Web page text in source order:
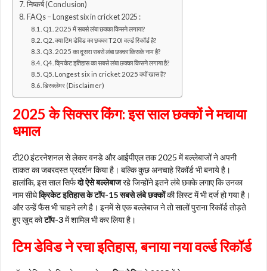
निष्कर्ष (Conclusion)
FAQs – Longest six in cricket 2025 :
Q1. 2025 में सबसे लंबा छक्का किसने लगाया?
Q2. क्या टिम डेविड का छक्का T20I वर्ल्ड रिकॉर्ड है?
Q3. 2025 का दूसरा सबसे लंबा छक्का किसके नाम है?
Q4. क्रिकेट इतिहास का सबसे लंबा छक्का किसने लगाया है?
Q5. Longest six in cricket 2025 क्यों खास है?
डिस्क्लेमर (Disclaimer)
2025 के सिक्सर किंग: इस साल छक्कों ने मचाया
धमाल
टी20 इंटरनेशनल से लेकर वनडे और आईपीएल तक 2025 में बल्लेबाजों ने अपनी
ताकत का जबरदस्त प्रदर्शन किया है। बल्कि कुछ अनचाहे रिकॉर्ड भी बनाये है।
हालांकि, इस साल सिर्फदो ऐसे बल्लेबाजरहे जिन्होंने इतने लंबे छक्के लगाए कि उनका
नाम सीधेक्रिकेट इतिहास के टॉप-15 सबसे लंबे छक्कोंकी लिस्ट में भी दर्ज हो गया है।
और उन्हें फैंस भी चाहने लगे है। इनमें से एक बल्लेबाज ने तो सालों पुराना रिकॉर्ड तोड़ते
हुए खुद कोटॉप-3में शामिल भी कर लिया है।
टिम डेविड ने रचा इतिहास, बनाया नया वर्ल्ड रिकॉर्ड